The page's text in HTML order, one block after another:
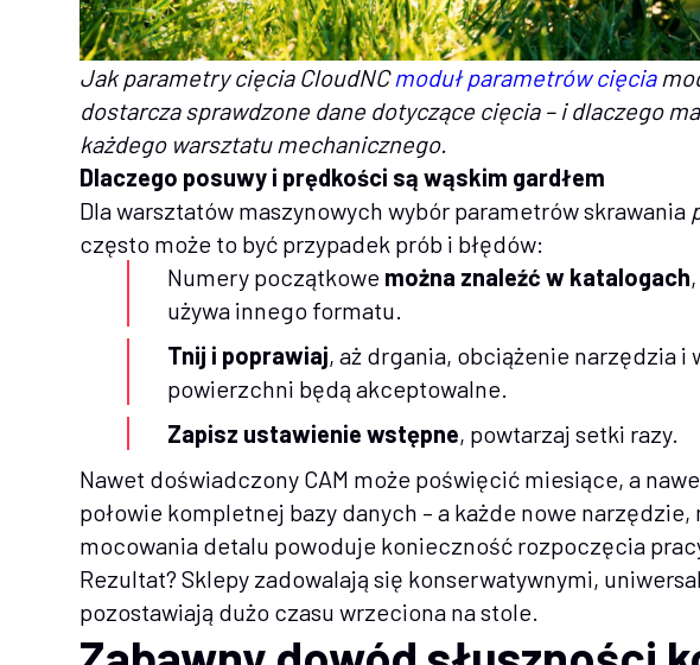
Jak parametry cięcia CloudNCmoduł parametrów cięcia
dostarcza sprawdzone dane dotyczące cięcia – i dlaczego
każdego warsztatu mechanicznego.
Dlaczego posuwy i prędkości są wąskim gardłem
Dla warsztatów maszynowych wybór parametrów skrawania
często może to być przypadek prób i błędów:
Numery początkowe można znaleźć w katalogach
używa innego formatu.
Tnij i poprawiaj, aż drgania, obciążenie narzędzia i
powierzchni będą akceptowalne.
Zapisz ustawienie wstępne, powtarzaj setki razy.
Nawet doświadczony CAM może poświęcić miesiące, a
połowie kompletnej bazy danych – a każde nowe
mocowania detalu powoduje konieczność rozpoczęcia
Rezultat? Sklepy zadowalają się konserwatywnymi,
pozostawiają dużo czasu wrzeciona na stole.